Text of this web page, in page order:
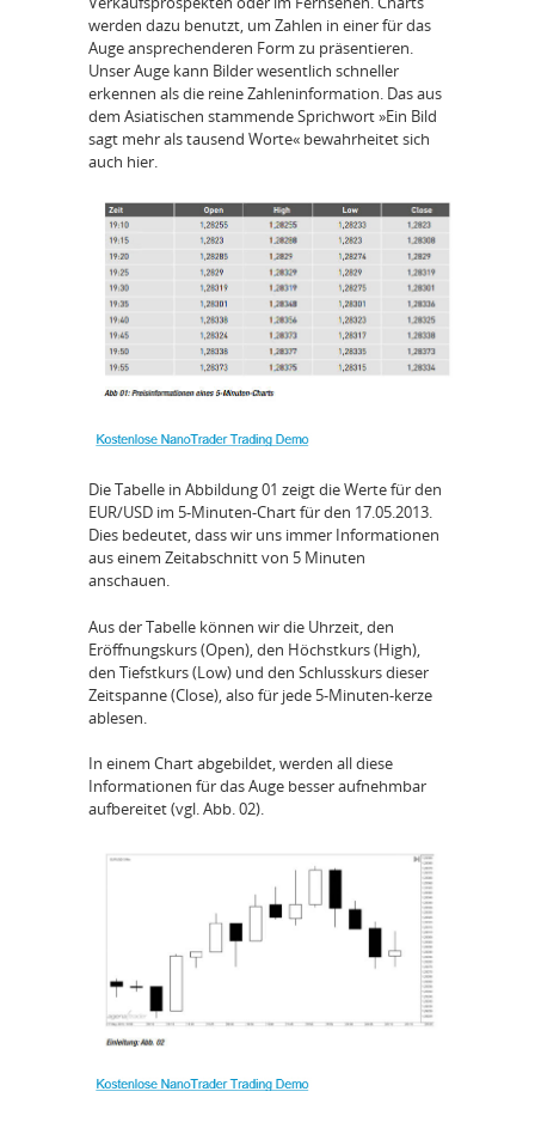
werden dazu benutzt, um Zahlen in einer für das
Auge ansprechenderen Form zu präsentieren.
Unser Auge kann Bilder wesentlich schneller
erkennen als die reine Zahleninformation. Das aus
dem Asiatischen stammende Sprichwort »Ein Bild
sagt mehr als tausend Worte« bewahrheitet sich
auch hier.
Die Tabelle in Abbildung 01 zeigt die Werte für den
EUR/USD im 5-Minuten-Chart für den 17.05.2013.
Dies bedeutet, dass wir uns immer Informationen
aus einem Zeitabschnitt von 5 Minuten
anschauen.
Aus der Tabelle können wir die Uhrzeit, den
Eröffnungskurs (Open), den Höchstkurs (High),
den Tiefstkurs (Low) und den Schlusskurs dieser
Zeitspanne (Close), also für jede 5-Minuten-kerze
ablesen.
In einem Chart abgebildet, werden all diese
Informationen für das Auge besser aufnehmbar
aufbereitet (vgl. Abb. 02).